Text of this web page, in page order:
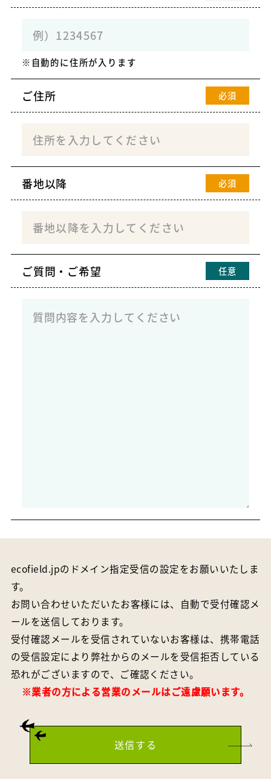
自動的に住所が入ります
ご住所 必須
番地以降 必須
ご質問・ご希望 任意
ecofield.jpのドメイン指定受信の設定をお願いいたしま
す。
お問い合わせいただいたお客様には、自動で受付確認メ
ールを送信しております。
受付確認メールを受信されていないお客様は、携帯電話
の受信設定により弊社からのメールを受信拒否している
恐れがございますので、ご確認ください。
※業者の方による営業のメールはご遠慮願います。